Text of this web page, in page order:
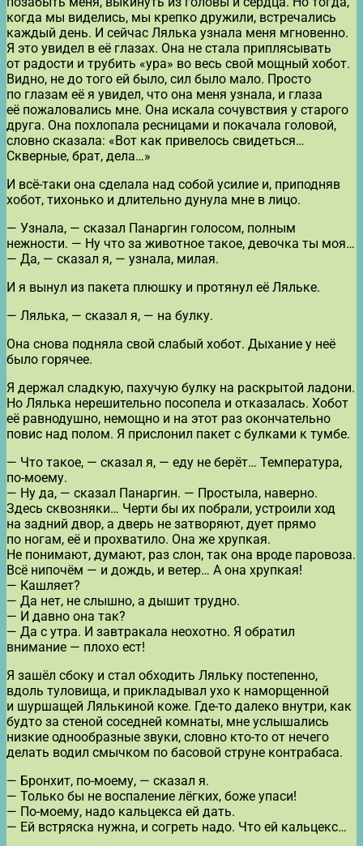
когда мы виделись, мы крепко дружили, встречались
каждый день. И сейчас Лялька узнала меня мгновенно.
Я это увидел в её глазах. Она не стала приплясывать
от радости и трубить «ура» во весь свой мощный хобот.
Видно, не до того ей было, сил было мало. Просто
по глазам её я увидел, что она меня узнала, и глаза
её пожаловались мне. Она искала сочувствия у старого
друга. Она похлопала ресницами и покачала головой,
словно сказала: «Вот как привелось свидеться…
Скверные, брат, дела…»
И всё-таки она сделала над собой усилие и, приподняв
хобот, тихонько и длительно дунула мне в лицо.
— Узнала, — сказал Панаргин голосом, полным
нежности. — Ну что за животное такое, девочка ты моя…
— Да, — сказал я, — узнала, милая.
И я вынул из пакета плюшку и протянул её Ляльке.
— Лялька, — сказал я, — на булку.
Она снова подняла свой слабый хобот. Дыхание у неё
было горячее.
Я держал сладкую, пахучую булку на раскрытой ладони.
Но Лялька нерешительно посопела и отказалась. Хобот
её равнодушно, немощно и на этот раз окончательно
повис над полом. Я прислонил пакет с булками к тумбе.
— Что такое, — сказал я, — еду не берёт… Температура,
по-моему.
— Ну да, — сказал Панаргин. — Простыла, наверно.
Здесь сквозняки… Черти бы их побрали, устроили ход
на задний двор, а дверь не затворяют, дует прямо
по ногам, её и прохватило. Она же хрупкая.
Не понимают, думают, раз слон, так она вроде паровоза.
Всё нипочём — и дождь, и ветер… А она хрупкая!
— Кашляет?
— Да нет, не слышно, а дышит трудно.
— И давно она так?
— Да с утра. И завтракала неохотно. Я обратил
внимание — плохо ест!
Я зашёл сбоку и стал обходить Ляльку постепенно,
вдоль туловища, и прикладывал ухо к наморщенной
и шуршащей Лялькиной коже. Где-то далеко внутри, как
будто за стеной соседней комнаты, мне услышались
низкие однообразные звуки, словно кто-то от нечего
делать водил смычком по басовой струне контрабаса.
— Бронхит, по-моему, — сказал я.
— Только бы не воспаление лёгких, боже упаси!
— По-моему, надо кальцекса ей дать.
— Ей встряска нужна, и согреть надо. Что ей кальцекс…